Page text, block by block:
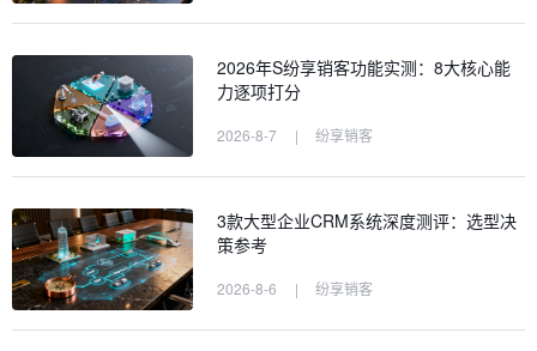
2026年S纷享销客功能实测：8大核心能
力逐项打分
2026-8-7 | 纷享销客
3款大型企业CRM系统深度测评：选型决
策参考
2026-8-6 | 纷享销客